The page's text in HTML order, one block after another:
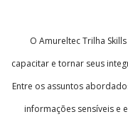
O Amureltec Trilha
capacitar e tornar seus
Entre os assuntos
informações sensíveis e